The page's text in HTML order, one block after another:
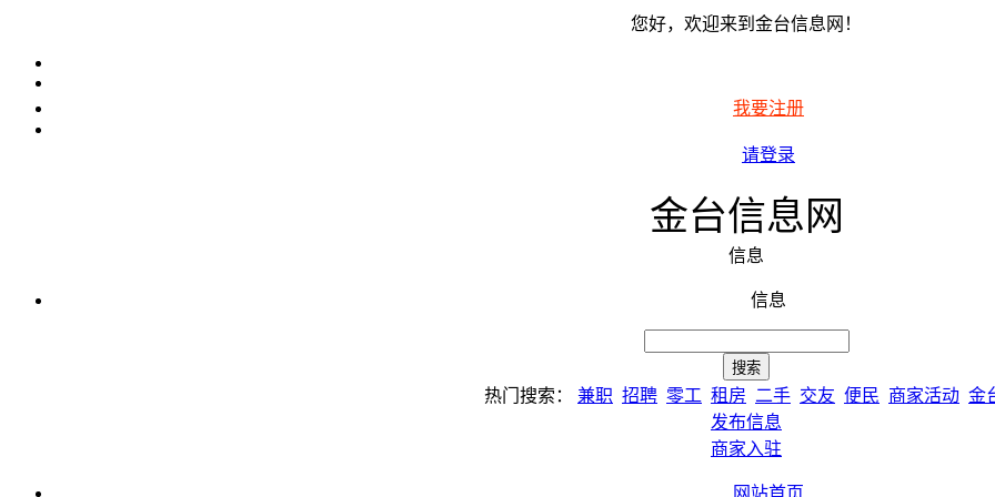
您好，欢迎来到金台信息网！
我要注册
请登录
金台信息网
信息
信息
热门搜索： 兼职 招聘 零工 租房 二手 交友 便民 商家活动 金
发布信息
商家入驻
网站首页